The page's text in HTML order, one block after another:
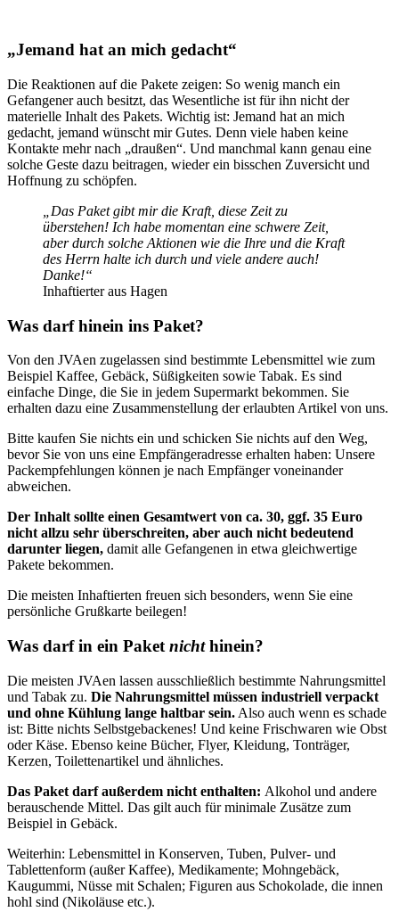
„Jemand hat an mich gedacht“
Die Reaktionen auf die Pakete zeigen: So wenig manch ein
Gefangener auch besitzt, das Wesentliche ist für ihn nicht der
materielle Inhalt des Pakets. Wichtig ist: Jemand hat an mich
gedacht, jemand wünscht mir Gutes. Denn viele haben keine
Kontakte mehr nach „draußen“. Und manchmal kann genau eine
solche Geste dazu beitragen, wieder ein bisschen Zuversicht und
Hoffnung zu schöpfen.
„Das Paket gibt mir die Kraft, diese Zeit zu
überstehen! Ich habe momentan eine schwere Zeit,
aber durch solche Aktionen wie die Ihre und die Kraft
des Herrn halte ich durch und viele andere auch!
Danke!“
Inhaftierter aus Hagen
Was darf hinein ins Paket?
Von den JVAen zugelassen sind bestimmte Lebensmittel wie zum
Beispiel Kaffee, Gebäck, Süßigkeiten sowie Tabak. Es sind
einfache Dinge, die Sie in jedem Supermarkt bekommen. Sie
erhalten dazu eine Zusammenstellung der erlaubten Artikel von uns.
Bitte kaufen Sie nichts ein und schicken Sie nichts auf den Weg,
bevor Sie von uns eine Empfängeradresse erhalten haben: Unsere
Packempfehlungen können je nach Empfänger voneinander
abweichen.
Der Inhalt sollte einen Gesamtwert von ca. 30, ggf. 35 Euro
nicht allzu sehr überschreiten, aber auch nicht bedeutend
darunter liegen, damit alle Gefangenen in etwa gleichwertige
Pakete bekommen.
Die meisten Inhaftierten freuen sich besonders, wenn Sie eine
persönliche Grußkarte beilegen!
Was darf in ein Paket nichthinein?
Die meisten JVAen lassen ausschließlich bestimmte Nahrungsmittel
und Tabak zu. Die Nahrungsmittel müssen industriell verpackt
und ohne Kühlung lange haltbar sein. Also auch wenn es schade
ist: Bitte nichts Selbstgebackenes! Und keine Frischwaren wie Obst
oder Käse. Ebenso keine Bücher, Flyer, Kleidung, Tonträger,
Kerzen, Toilettenartikel und ähnliches.
Das Paket darf außerdem nicht enthalten: Alkohol und andere
berauschende Mittel. Das gilt auch für minimale Zusätze zum
Beispiel in Gebäck.
Weiterhin: Lebensmittel in Konserven, Tuben, Pulver- und
Tablettenform (außer Kaffee), Medikamente; Mohngebäck,
Kaugummi, Nüsse mit Schalen; Figuren aus Schokolade, die innen
hohl sind (Nikoläuse etc.).